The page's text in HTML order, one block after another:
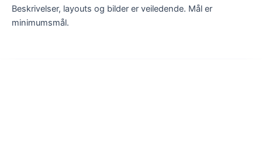
Beskrivelser, layouts og bilder er veiledende. Mål er
minimumsmål.